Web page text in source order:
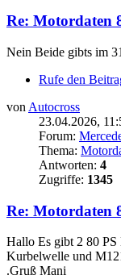
Re: Motordaten
Nein Beide gibts im
Rufe den
von Autocross
23.04.2026,
Forum:
Thema:
Antworten: 4
Zugriffe: 1345
Re: Motordaten
Hallo Es gibt 2 80
Kurbelwelle und
.Gruß Mani